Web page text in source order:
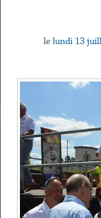
le lundi 13